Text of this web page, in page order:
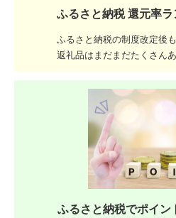
ふるさと納税 還元率
ふるさと納税の制度改定後
返礼品はまだまだたくさん
ふるさと納税でポイン